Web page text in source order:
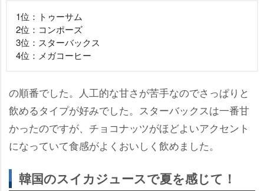
1位：トゥーサム
2位：コンポーズ
3位：スターバックス
4位：メガコーヒー
の順番でした。人工的な甘さが苦手なのでさっぱりと
飲めるタイプが好みでした。スターバックスは一番甘
かったのですが、チョコナッツがほどよいアクセント
になっていて食感がよくおいしく飲めました。
韓国のスイカジュースで夏を感じて！